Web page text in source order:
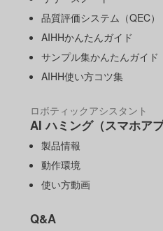
品質評価システム（QEC）
AIHHかんたんガイド
サンプル集かんたんガイド
AIHH使い方コツ集
ロボティックアシスタント
AI ハミング（スマホアプ
製品情報
動作環境
使い方動画
Q&A